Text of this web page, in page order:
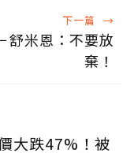
下一篇 →
舒米恩：不要放
棄！
大跌47%！被